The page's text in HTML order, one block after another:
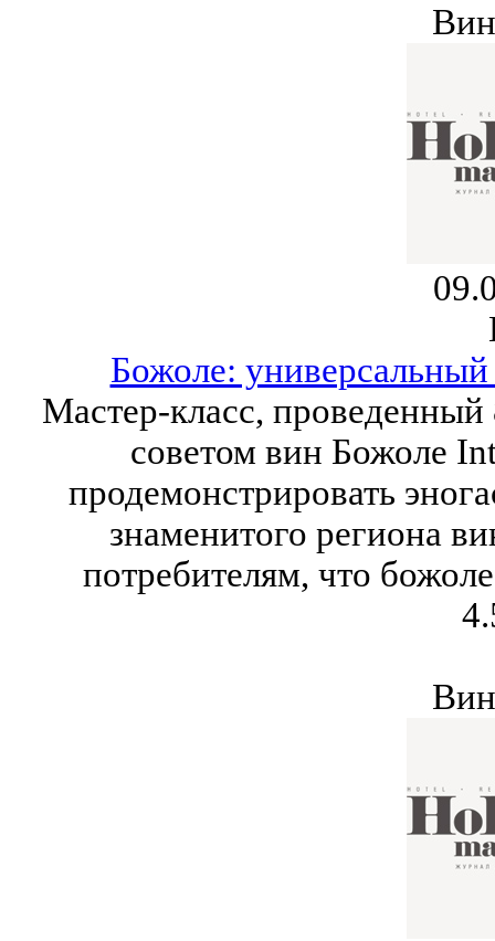
Божоле:
Мастер-класс,
советом вин Божоле
продемонстрировать
знаменитого региона
потребителям, что